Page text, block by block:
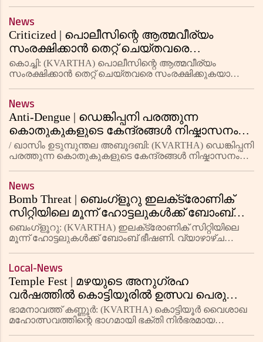
കുറയുന്നുവെന്ന കാര്യത്തില്‍ സ
News
Criticized | പൊലീസിന്റെ ആത്മവീര്യം
സംരക്ഷിക്കാന്‍ തെറ്റ് ചെയ്തവരെ
സംരക്ഷിക്കുകയാണോ വേണ്ടത്?
രൂക്ഷവിമര്‍ശനവുമായി ഹൈകോടതി
കൊച്ചി: (KVARTHA) പൊലീസിന്റെ ആത്മവീര്യം
സംരക്ഷിക്കാന്‍ തെറ്റ് ചെയ്തവരെ സംരക്ഷിക്കുകയാണോ
അപമര്യാദയായി പെരുമാറിയെന്ന കേസുമായി ബ
News
Anti-Dengue | ഡെങ്കിപ്പനി പരത്തുന്ന
കൊതുകുകളുടെ കേന്ദ്രങ്ങള്‍ നിഷ്കാസനം
ചെയ്ത് യുഎഇ ആരോഗ്യ- പ്രതിരോധ
വകുപ്പ് അധികൃതർ
/ ഖാസിം ഉടുമ്പുന്തല അബൂദബി: (KVARTHA) ഡെങ്കിപ്പനി
പരത്തുന്ന കൊതുകുകളുടെ കേന്ദ്രങ്ങള്‍ നിഷ്കാസനം
കണ്ടെത്തിയ 409 സ്ഥലങ്ങള്
News
Bomb Threat | ബെംഗ്ളൂറു ഇലക്‌ട്രോണിക്
സിറ്റിയിലെ മൂന്ന് ഹോട്ടലുകൾക്ക് ബോംബ്
ഭീഷണി; അന്വേഷണം പുരോഗമിക്കുന്നു
ബെംഗ്ളൂറു: (KVARTHA) ഇലക്‌ട്രോണിക് സിറ്റിയിലെ
മൂന്ന് ഹോട്ടലുകൾക്ക് ബോംബ് ഭീഷണി. വ്യാഴാഴ്ച
ബോംബ് ഭീഷണിയു
Local-News
Temple Fest | മഴയുടെ അനുഗ്രഹ
വര്‍ഷത്തില്‍ കൊട്ടിയൂരില്‍ ഉത്സവ പെരുക്കം:
സ്ത്രീ പ്രവേശനം നടന്നു
ഭാമനാവത്ത്‌ കണ്ണൂര്‍: (KVARTHA) കൊട്ടിയൂര്‍ വൈശാഖ
മഹോത്സവത്തിന്റെ ഭാഗമായി ഭക്തി നിര്‍ഭരമായ